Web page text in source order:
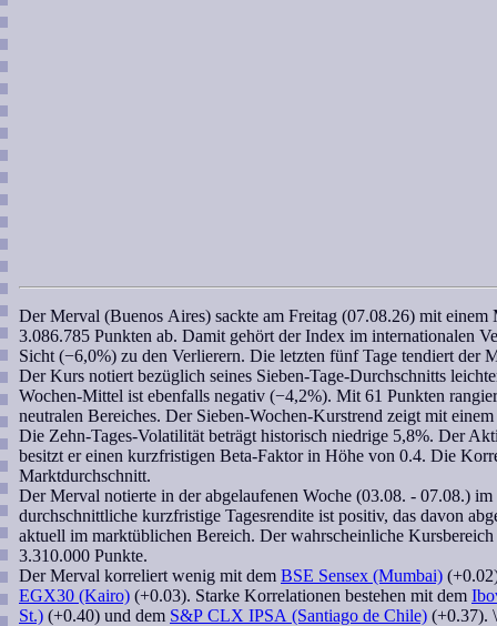
DerMerval (Buenos Aires) sackte am Freitag (07.08.26) mit
3.086.785 Punkten ab. Damit gehört der Index im internationalen
Sicht (−6,0%) zu den Verlierern. Die letzten fünf Tage tendiert der
Der Kurs notiert bezüglich seines Sieben-Tage-Durchschnitts
Wochen-Mittel ist ebenfalls negativ (−4,2%). Mit 61 Punkten
neutralen Bereiches. Der Sieben-Wochen-Kurstrend zeigt mit
Die Zehn-Tages-Volatilität beträgt historisch niedrige 5,8%. Der
besitzt er einen kurzfristigen Beta-Faktorin Höhe von 0.4. Die
Marktdurchschnitt.
DerMerval notierte in der abgelaufenen Woche (03.08. - 07.08.)
durchschnittliche kurzfristige Tagesrendite ist positiv, das davon
aktuell im marktüblichen Bereich. Derwahrscheinliche Kursbereich
3.310.000 Punkte.
DerMerval korreliert wenig mit dem BSE Sensex (Mumbai)
EGX30 (Kairo) (+0.03). Starke Korrelationen bestehen mit dem
St.) (+0.40) und dem S&P CLX IPSA (Santiago de Chile) (+0.37).